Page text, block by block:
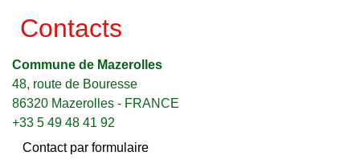
Contacts
Commune de Mazerolles
48, route de Bouresse
86320 Mazerolles - FRANCE
+33 5 49 48 41 92
Contact par formulaire